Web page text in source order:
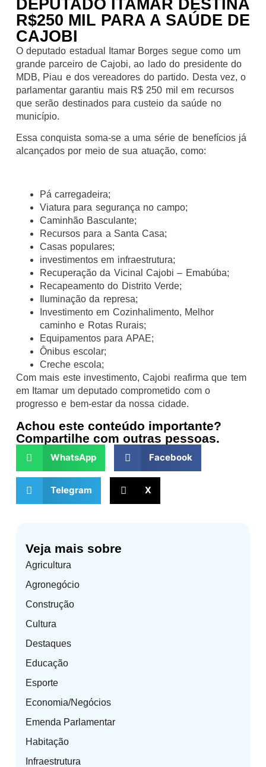
Veja mais sobre
Agricultura
Agronegócio
Construção
Cultura
Destaques
Educação
Esporte
Economia/Negócios
Emenda Parlamentar
Habitação
Infraestrutura
DEPUTADO ITAMAR DESTINA
R$250 MIL PARA A SAÚDE DE
CAJOBI
O deputado estadual Itamar Borges segue como um
grande parceiro de Cajobi, ao lado do presidente do
MDB, Piau e dos vereadores do partido. Desta vez, o
parlamentar garantiu mais R$ 250 mil em recursos
que serão destinados para custeio da saúde no
município.
Essa conquista soma-se a uma série de benefícios já
alcançados por meio de sua atuação, como:
Pá carregadeira;
Viatura para segurança no campo;
Caminhão Basculante;
Recursos para a Santa Casa;
Casas populares;
investimentos em infraestrutura;
Recuperação da Vicinal Cajobi – Emabúba;
Recapeamento do Distrito Verde;
Iluminação da represa;
Investimento em Cozinhalimento, Melhor
caminho e Rotas Rurais;
Equipamentos para APAE;
Ônibus escolar;
Creche escola;
Com mais este investimento, Cajobi reafirma que tem
em Itamar um deputado comprometido com o
progresso e bem-estar da nossa cidade.
Achou este conteúdo importante?
Compartilhe com outras pessoas.
WhatsApp Facebook
Telegram X